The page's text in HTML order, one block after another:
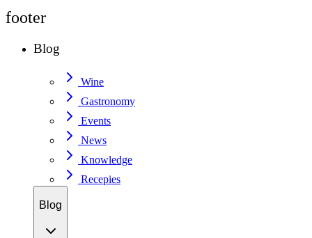
footer
Blog
Wine
Gastronomy
Events
News
Knowledge
Recepies
Blog